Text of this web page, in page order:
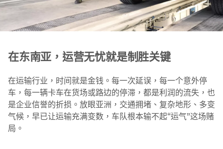
在东南亚，运营无忧就是制胜关键
在运输行业，时间就是金钱。每一次延误，每一个意外停
车，每一辆卡车在货场或路边的停滞，都是利润的流失，也
是企业信誉的折损。放眼亚洲，交通拥堵、复杂地形、多变
气候，早已让运输充满变数，车队根本输不起“运气”这场赌
局。